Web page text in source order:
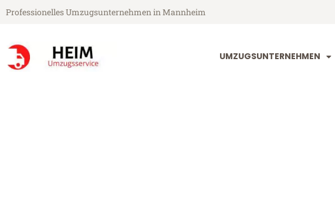
Professionelles Umzugsunternehmen in Mannheim
UMZUGSUNTERNEHMEN